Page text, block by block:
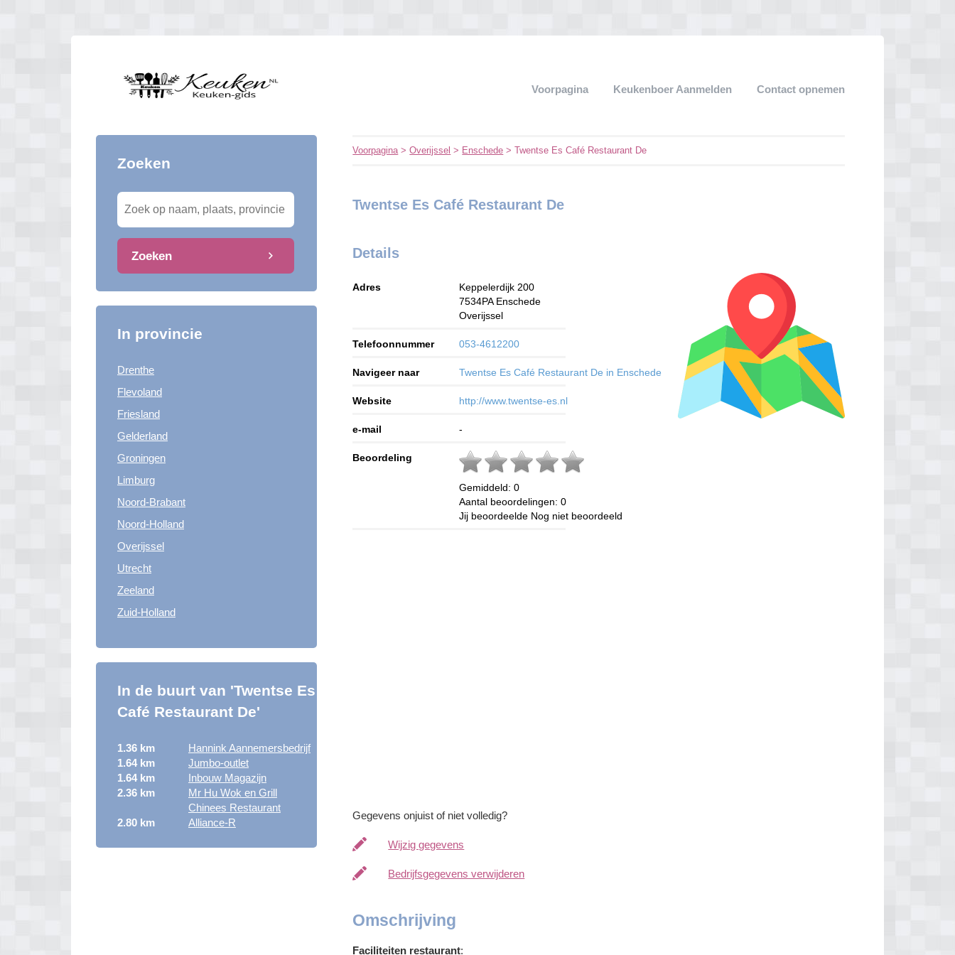
Voorpagina Keukenboer Aanmelden Contact opnemen
Zoeken
Zoeken
In provincie
Drenthe
Flevoland
Friesland
Gelderland
Groningen
Limburg
Noord-Brabant
Noord-Holland
Overijssel
Utrecht
Zeeland
Zuid-Holland
In de buurt van 'Twentse Es
Café Restaurant De'
1.36 km
Hannink Aannemersbedrijf
1.64 km
Jumbo-outlet
1.64 km
Inbouw Magazijn
2.36 km
Mr Hu Wok en Grill
Chinees Restaurant
2.80 km
Alliance-R
Voorpagina>Overijssel > Enschede > Twentse Es Café Restaurant De
Twentse Es Café Restaurant De
Details
Adres
Keppelerdijk 200
7534PA Enschede
Overijssel
Telefoonnummer 053-4612200
Navigeer naar Twentse Es Café Restaurant De in Enschede
Website http://www.twentse-es.nl
e-mail -
Beoordeling
Gemiddeld:0
Aantal beoordelingen:0
Jij beoordeelde Nog niet beoordeeld
Gegevens onjuist of niet volledig?
Wijzig gegevens
Bedrijfsgegevens verwijderen
Omschrijving
Faciliteiten restaurant: